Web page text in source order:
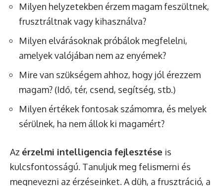
Milyen helyzetekben érzem magam feszültnek,
frusztráltnak vagy kihasználva?
Milyen elvárásoknak próbálok megfelelni,
amelyek valójában nem az enyémek?
Mire van szükségem ahhoz, hogy jól érezzem
magam? (Idő, tér, csend, segítség, stb.)
Milyen értékek fontosak számomra, és melyek
sérülnek, ha nem állok ki magamért?
Az érzelmi intelligencia fejlesztése is
kulcsfontosságú. Tanuljuk meg felismerni és
megnevezni az érzéseinket. A düh, a frusztráció, a